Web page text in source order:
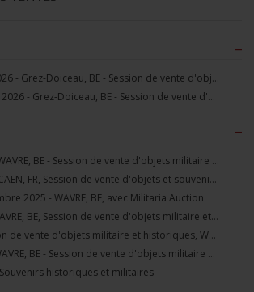
–
Session Mai-Juin 2026 - Grez-Doiceau, BE - Session de vente d'objets militaire et souvenirs historiques
Session Printemps 2026 - Grez-Doiceau, BE - Session de vente d'objets militaire et souvenirs historiques
–
Décembre 2025 - WAVRE, BE - Session de vente d'objets militaire et souvenirs historiques
Novembre 2025 - CAEN, FR, Session de vente d'objets et souvenirs militaires
2025 - WAVRE, BE, avec Militaria Auction
Automne 2025 - WAVRE, BE, Session de vente d'objets militaire et souvenirs historiques
Juillet 2025 - Session de vente d'objets militaire et historiques, Wavre, BE
2025 - Été 2025 - WAVRE, BE - Session de vente d'objets militaire et souvenirs historiques
historiques et militaires